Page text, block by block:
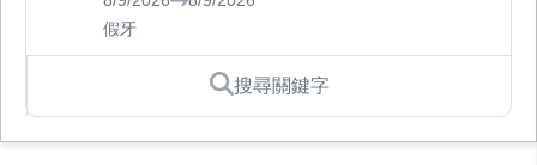
假牙
搜尋關鍵字